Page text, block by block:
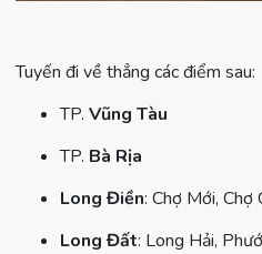
Tuyến đi về thẳng các điểm sau:
TP. Vũng Tàu
TP. Bà Rịa
Long Điền: Chợ Mới, Chợ
Long Đất: Long Hải,